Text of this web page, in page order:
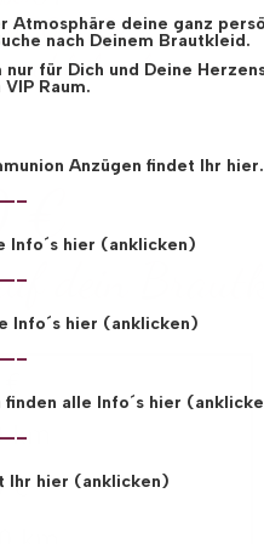
Gr. 70),
und leihen können.
€
dein
km
€
Atmosphäre deine ganz
nach Deinem Brautkleid.
für Dich und Deine
Raum.
Anzügen findet Ihr
Info´s hier (anklicken)
Info´s hier (anklicken)
alle Info´s hier
Ihr hier (anklicken)